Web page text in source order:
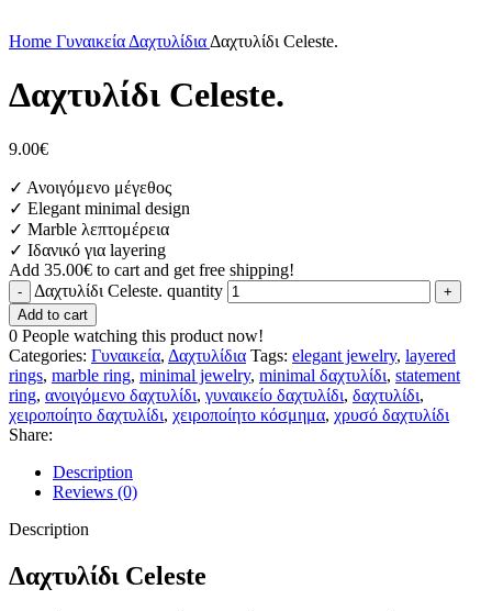
Home Γυναικεία Δαχτυλίδια Δαχτυλίδι Celeste.
Δαχτυλίδι Celeste.
9.00€
✓ Ανοιγόμενο μέγεθος
✓ Elegant minimal design
✓ Marble λεπτομέρεια
✓ Ιδανικό για layering
Add 35.00€ to cart and get free shipping!
Δαχτυλίδι Celeste. quantity
Add to cart
0 People watching this product now!
Categories: Γυναικεία, Δαχτυλίδια Tags: elegant jewelry, layered
rings, marble ring, minimal jewelry, minimal δαχτυλίδι, statement
ring, ανοιγόμενο δαχτυλίδι, γυναικείο δαχτυλίδι, δαχτυλίδι,
χειροποίητο δαχτυλίδι, χειροποίητο κόσμημα, χρυσό δαχτυλίδι
Share:
Description
Reviews (0)
Description
Δαχτυλίδι Celeste